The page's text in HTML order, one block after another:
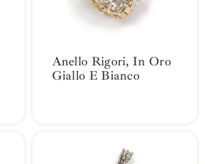
Anello Rigori, In Oro
Giallo E Bianco